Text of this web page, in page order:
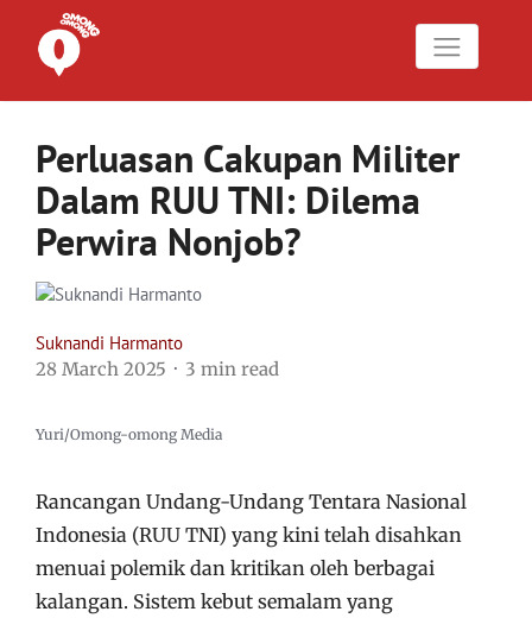
Perluasan Cakupan Militer
Dalam RUU TNI: Dilema
Perwira Nonjob?
Suknandi Harmanto
28 March 2025
3 min read
Yuri/Omong-omong Media
Rancangan Undang-Undang Tentara Nasional
Indonesia (RUU TNI) yang kini telah disahkan
menuai polemik dan kritikan oleh berbagai
kalangan. Sistem kebut semalam yang